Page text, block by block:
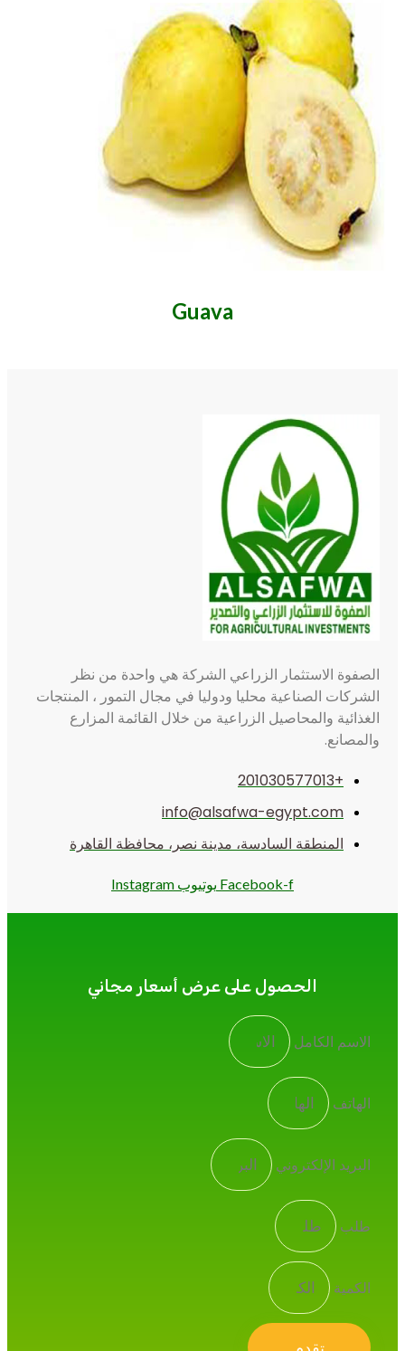
Guava
الصفوة الاستثمار الزراعي الشركة هي واحدة من نظر
الشركات الصناعية محليا ودوليا في مجال التمور ، المنتجات
الغذائية والمحاصيل الزراعية من خلال القائمة المزارع
والمصانع.
+201030577013
info@alsafwa-egypt.com
المنطقة السادسة، مدينة نصر، محافظة القاهرة
Facebook-f يوتيوب Instagram
الحصول على عرض أسعار مجاني
الاسم الكامل
الهاتف
البريد الإلكتروني
طلب
الكمية
تقدم